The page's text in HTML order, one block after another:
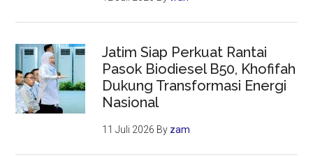
Jatim Siap Perkuat Rantai
Pasok Biodiesel B50, Khofifah
Dukung Transformasi Energi
Nasional
11 Juli 2026 By zam